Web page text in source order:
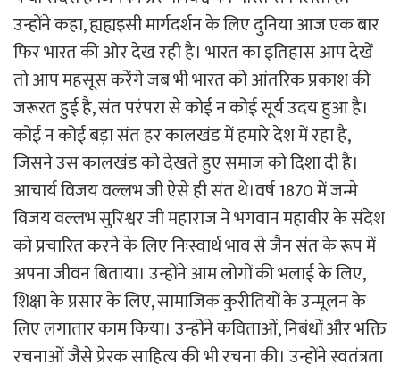
उन्होंने कहा, ह्यह्यइसी मार्गदर्शन के लिए दुनिया आज एक बार
फिर भारत की ओर देख रही है। भारत का इतिहास आप देखें
तो आप महसूस करेंगे जब भी भारत को आंतरिक प्रकाश की
जरूरत हुई है, संत परंपरा से कोई न कोई सूर्य उदय हुआ है।
कोई न कोई बड़ा संत हर कालखंड में हमारे देश में रहा है,
जिसने उस कालखंड को देखते हुए समाज को दिशा दी है।
आचार्य विजय वल्लभ जी ऐसे ही संत थे।वर्ष 1870 में जन्मे
विजय वल्लभ सुरिश्वर जी महाराज ने भगवान महावीर के संदेश
को प्रचारित करने के लिए निःस्वार्थ भाव से जैन संत के रूप में
अपना जीवन बिताया। उन्होंने आम लोगों की भलाई के लिए,
शिक्षा के प्रसार के लिए, सामाजिक कुरीतियों के उन्मूलन के
लिए लगातार काम किया। उन्‍होंने कविताओं, निबंधों और भक्ति
रचनाओं जैसे प्रेरक साहित्य की भी रचना की। उन्होंने स्वतंत्रता